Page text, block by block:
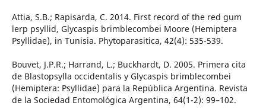
Attia, S.B.; Rapisarda, C. 2014. First record of the red gum
lerp psyllid, Glycaspis brimblecombei Moore (Hemiptera
Psyllidae), in Tunisia. Phytoparasitica, 42(4): 535-539.
Bouvet, J.P.R.; Harrand, L.; Buckhardt, D. 2005. Primera cita
de Blastopsylla occidentalis y Glycaspis brimblecombei
(Hemiptera: Psyllidae) para la República Argentina. Revista
de la Sociedad Entomológica Argentina, 64(1-2): 99–102.